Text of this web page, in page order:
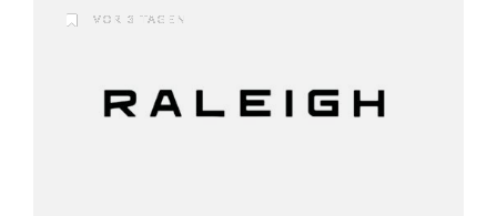
VOR 3 TAGEN